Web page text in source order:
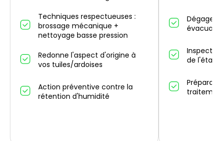
Techniques respectueuses :
brossage mécanique +
nettoyage basse pression
Redonne l'aspect d'origine à
vos tuiles/ardoises
Action préventive contre la
rétention d'humidité
de l'état